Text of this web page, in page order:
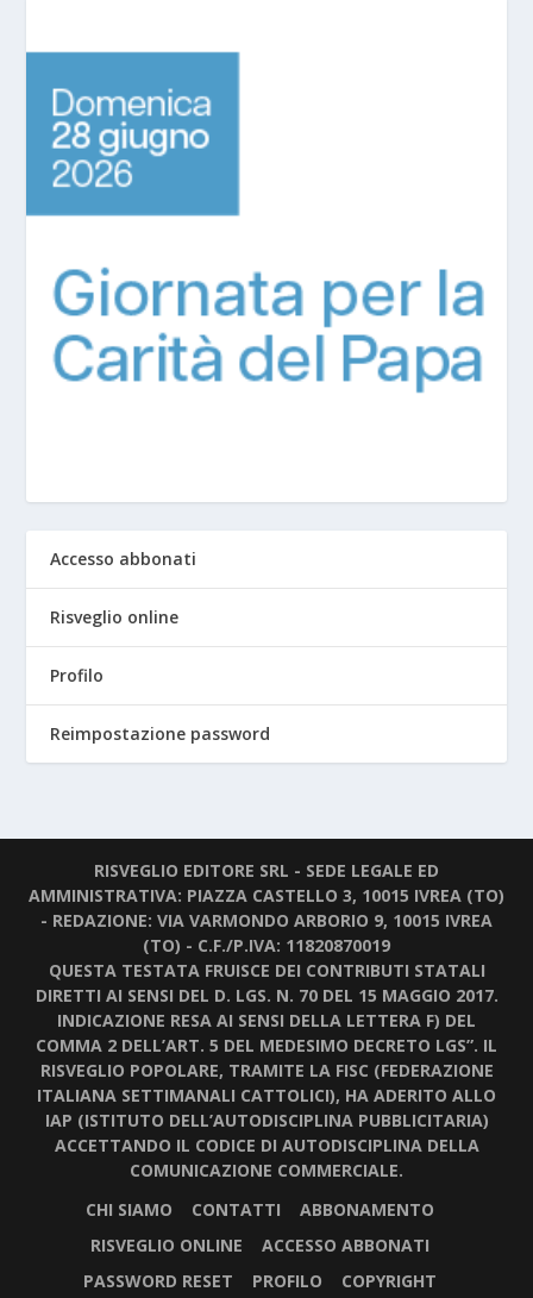
Accesso abbonati
Risveglio online
Profilo
Reimpostazione password
RISVEGLIO EDITORE SRL - SEDE LEGALE ED
AMMINISTRATIVA: PIAZZA CASTELLO 3, 10015 IVREA (TO)
- REDAZIONE: VIA VARMONDO ARBORIO 9, 10015 IVREA
(TO) - C.F./P.IVA: 11820870019
QUESTA TESTATA FRUISCE DEI CONTRIBUTI STATALI
DIRETTI AI SENSI DEL D. LGS. N. 70 DEL 15 MAGGIO 2017.
INDICAZIONE RESA AI SENSI DELLA LETTERA F) DEL
COMMA 2 DELL’ART. 5 DEL MEDESIMO DECRETO LGS”. IL
RISVEGLIO POPOLARE, TRAMITE LA FISC (FEDERAZIONE
ITALIANA SETTIMANALI CATTOLICI), HA ADERITO ALLO
IAP (ISTITUTO DELL’AUTODISCIPLINA PUBBLICITARIA)
ACCETTANDO IL CODICE DI AUTODISCIPLINA DELLA
COMUNICAZIONE COMMERCIALE.
CHI SIAMO
CONTATTI
ABBONAMENTO
RISVEGLIO ONLINE
ACCESSO ABBONATI
PASSWORD RESET
PROFILO COPYRIGHT